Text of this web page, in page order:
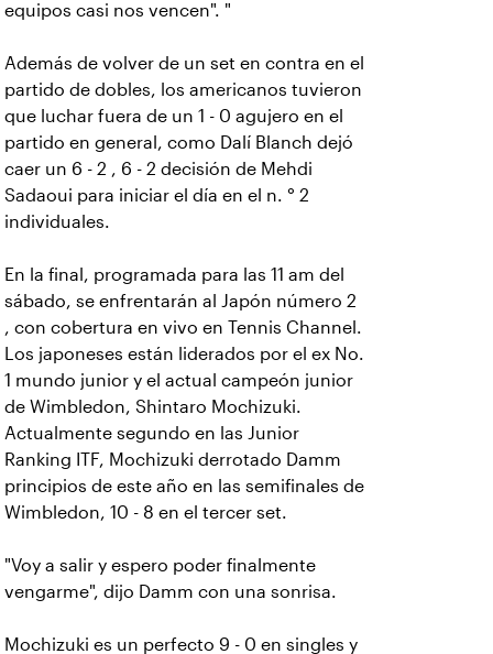
equipos casi nos vencen". "
Además de volver de un set en contra en el
partido de dobles, los americanos tuvieron
que luchar fuera de un 1 - 0 agujero en el
partido en general, como Dalí Blanch dejó
caer un 6 - 2 , 6 - 2 decisión de Mehdi
Sadaoui para iniciar el día en el n. ° 2
individuales.
En la final, programada para las 11 am del
sábado, se enfrentarán al Japón número 2
, con cobertura en vivo en Tennis Channel.
Los japoneses están liderados por el ex No.
1 mundo junior y el actual campeón junior
de Wimbledon, Shintaro Mochizuki.
Actualmente segundo en las Junior
Ranking ITF, Mochizuki derrotado Damm
principios de este año en las semifinales de
Wimbledon, 10 - 8 en el tercer set.
"Voy a salir y espero poder finalmente
vengarme", dijo Damm con una sonrisa.
Mochizuki es un perfecto 9 - 0 en singles y